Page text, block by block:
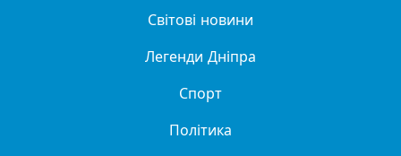
Світові новини
Легенди Дніпра
Спорт
Політика